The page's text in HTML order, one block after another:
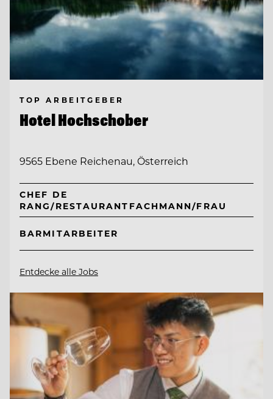
TOP ARBEITGEBER
Hotel Hochschober
9565 Ebene Reichenau, Österreich
CHEF DE
RANG/RESTAURANTFACHMANN/FRAU
BARMITARBEITER
Entdecke alle Jobs